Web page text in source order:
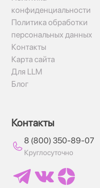
конфиденциальности
Политика обработки
персональных данных
Контакты
Карта сайта
Для LLM
Блог
Контакты
8 (800) 350-89-07
Круглосуточно